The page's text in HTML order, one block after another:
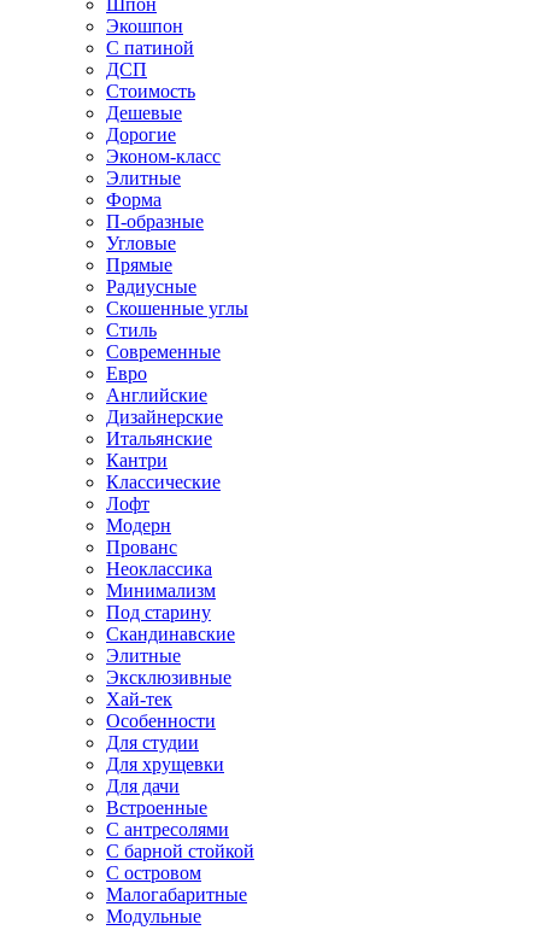
Шпон
Экошпон
С патиной
ДСП
Стоимость
Дешевые
Дорогие
Эконом-класс
Элитные
Форма
П-образные
Угловые
Прямые
Радиусные
Скошенные углы
Стиль
Современные
Евро
Английские
Дизайнерские
Итальянские
Кантри
Классические
Лофт
Модерн
Прованс
Неоклассика
Минимализм
Под старину
Скандинавские
Элитные
Эксклюзивные
Хай-тек
Особенности
Для студии
Для хрущевки
Для дачи
Встроенные
С антресолями
С барной стойкой
С островом
Малогабаритные
Модульные